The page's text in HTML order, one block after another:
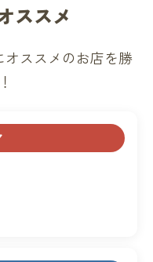
ススメ
ススメのお店を勝